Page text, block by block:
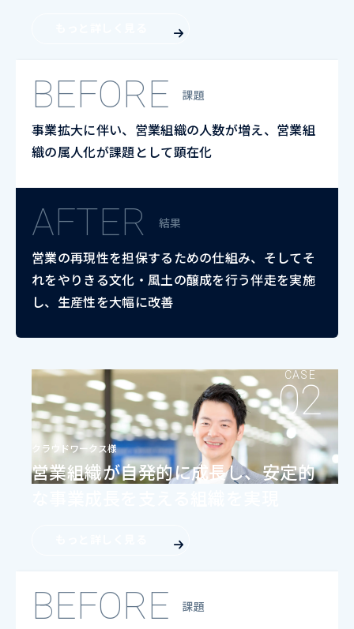
BEFORE 課題
事業拡大に伴い、営業組織の人数が増え、営業組
織の属人化が課題として顕在化
AFTER 結果
営業の再現性を担保するための仕組み、そしてそ
れをやりきる文化・風土の醸成を行う伴走を実施
し、生産性を大幅に改善
CASE
クラウドワークス様
営業組織が自発的に成長し、安定的
BEFORE 課題